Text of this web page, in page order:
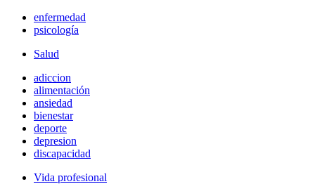
enfermedad
psicología
Salud
adiccion
alimentación
ansiedad
bienestar
deporte
depresion
discapacidad
Vida profesional